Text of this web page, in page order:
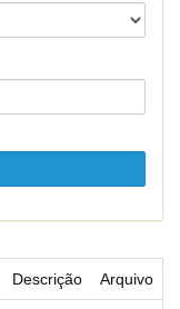
Descrição Arquivo